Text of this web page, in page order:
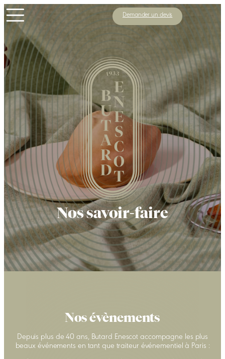
Demander un devis
Nos savoir-faire
Nos évènements
Depuis plus de 40 ans, Butard Enescot accompagne les plus
beaux événements en tant que traiteur événementiel à Paris :